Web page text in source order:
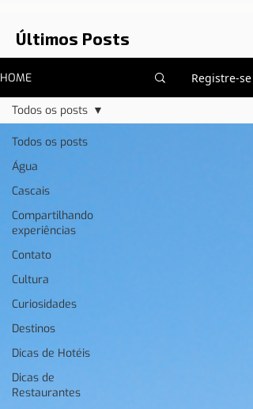
Últimos Posts
HOME Registre-se
Todos os posts
Água
Cascais
Compartilhando
experiências
Contato
Cultura
Curiosidades
Destinos
Dicas de Hotéis
Dicas de
Restaurantes
Todos os posts